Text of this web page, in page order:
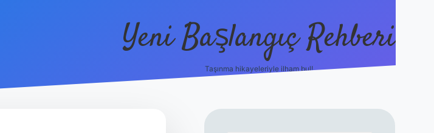
Yeni Başlangıç Rehberi
Taşınma hikayeleriyle ilham bul!
ilbet yeni giriş